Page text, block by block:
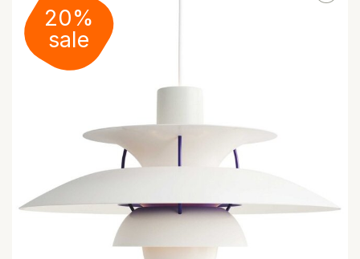
20%
sale